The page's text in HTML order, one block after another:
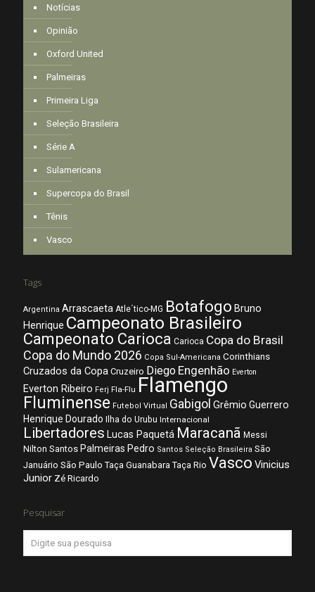
Notícias
Opinião
Oxford United
Palmeiras
Primeira Liga
Seleção Brasileira
Série A
Sulamericana
Supercopa do Brasil
Tênis
Vasco
Tags
Argentina Arrascaeta Atle´tico-MG Botafogo Bruno
Henrique Campeonato Brasileiro
Campeonato Carioca Carioca Copa do Brasil
Copa do Mundo 2026 Copa Sul-Americana Corinthians
Cruzados da Copa Cruzeiro Diego Engenhão Everton
Everton Ribeiro Ferj Fla-Flu Flamengo
Fluminense Futebol Virtual Gabigol Grêmio Guerrero
Henrique Dourado Ilha do Urubu Internacional
Libertadores Lucas Paquetá Maracanã Messi
Nilton Santos Palmeiras Pedro Santos Seleção Brasileira São
Januário São Paulo Taça Guanabara Taça Rio Vasco Vinicius
Junior Zé Ricardo
Pesquisar